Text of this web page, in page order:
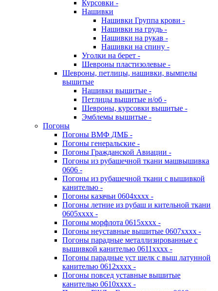
Курсовки -
Нашивки
Нашивки Группа крови -
Нашивки на грудь -
Нашивки на рукав -
Нашивки на спину -
Уголки на берет -
Шевроны пластизолевые -
Шевроны, петлицы, нашивки, вымпелы
вышитые
Нашивки вышитые -
Петлицы вышитые н/об -
Шевроны, курсовки вышитые -
Эмблемы вышитые -
Погоны
Погоны ВМФ ДМБ -
Погоны генеральские -
Погоны Гражданской Авиации -
Погоны из рубашечной ткани машвышивка
0606 -
Погоны из рубашечной ткани с вышивкой
канителью -
Погоны казачьи 0604хххх -
Погоны летние из рубаш и кительной ткани
0605хххх -
Погоны морфлота 0615хххх -
Погоны неуставные вышитые 0607хххх -
Погоны парадные металлизированные с
вышивкой канителью 0611хххх -
Погоны парадные уст шелк с выш латунной
канителью 0612хххх -
Погоны повсед уставные вышитые
канителью 0610хххх -